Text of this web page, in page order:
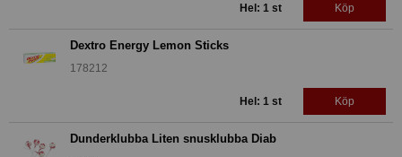
Hel: 1 st Köp
Dextro Energy Lemon Sticks
178212
Hel: 1 st Köp
Dunderklubba Liten snusklubba Diab